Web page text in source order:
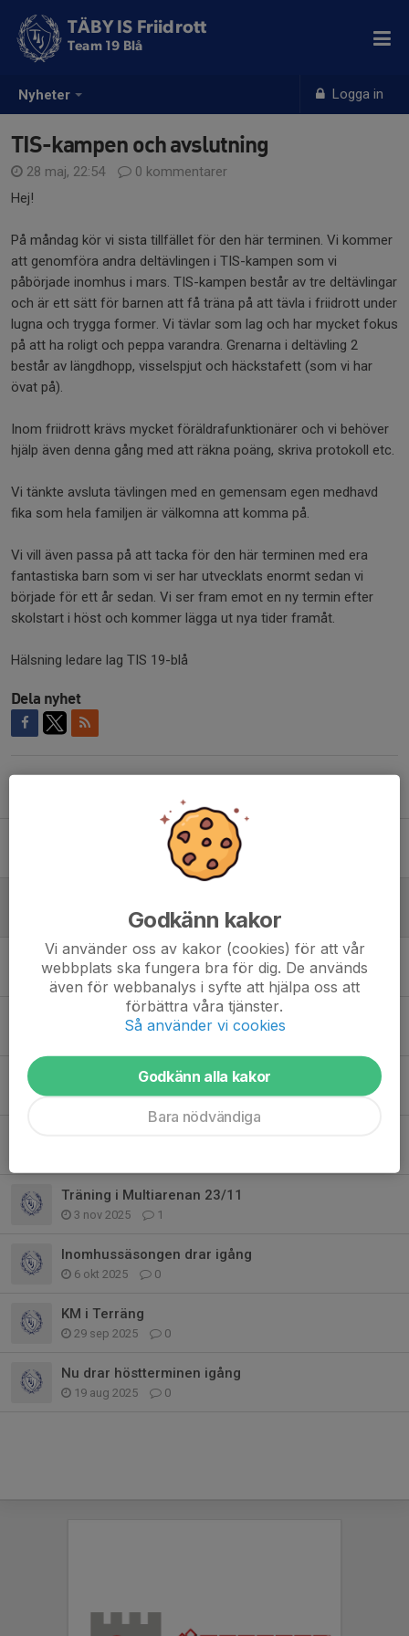
Nyheter Logga in
TÄBY IS Friidrott
Team 19 Blå
TIS-kampen och avslutning
28 maj, 22:54
0 kommentarer
Hej!
På måndag kör vi sista tillfället för den här terminen. Vi kommer
att genomföra andra deltävlingen i TIS-kampen som vi
påbörjade inomhus i mars. TIS-kampen består av tre deltävlingar
och är ett sätt för barnen att få träna på att tävla i friidrott under
lugna och trygga former. Vi tävlar som lag och har mycket fokus
på att ha roligt och peppa varandra. Grenarna i deltävling 2
består av längdhopp, visselspjut och häckstafett (som vi har
övat på).
Inom friidrott krävs mycket föräldrafunktionärer och vi behöver
hjälp även denna gång med att räkna poäng, skriva protokoll etc.
Vi tänkte avsluta tävlingen med en gemensam egen medhavd
fika som hela familjen är välkomna att komma på.
Vi vill även passa på att tacka för den här terminen med era
fantastiska barn som vi ser har utvecklats enormt sedan vi
började för ett år sedan. Vi ser fram emot en ny termin efter
skolstart i höst och kommer lägga ut nya tider framåt.
Hälsning ledare lag TIS 19-blå
Dela nyhet
Glädjeruset 22 aug
28 maj, 22:54 0
Träning utomhus
1 apr, 13:56 0
TIS-kampen lag 19-blå
Ingen träning 24/11
18 nov 2025 0
Träning i Multiarenan 23/11
3 nov 2025 1
Inomhussäsongen drar igång
6 okt 2025 0
KM i Terräng
29 sep 2025 0
Nu drar höstterminen igång
19 aug 2025 0
Godkänn kakor
Vi använder oss av kakor (cookies) för att vår
webbplats ska fungera bra för dig. De används
även för webbanalys i syfte att hjälpa oss att
förbättra våra tjänster.
Så använder vi cookies
Godkänn alla kakor
Bara nödvändiga